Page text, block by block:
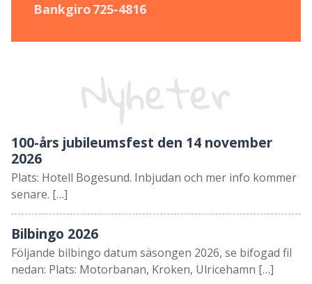
Bankgiro725-4816
Nyheter
100-års jubileumsfest den 14 november
2026
Plats: Hotell Bogesund. Inbjudan och mer info kommer
senare. […]
Bilbingo 2026
Följande bilbingo datum säsongen 2026, se bifogad fil
nedan: Plats: Motorbanan, Kroken, Ulricehamn […]